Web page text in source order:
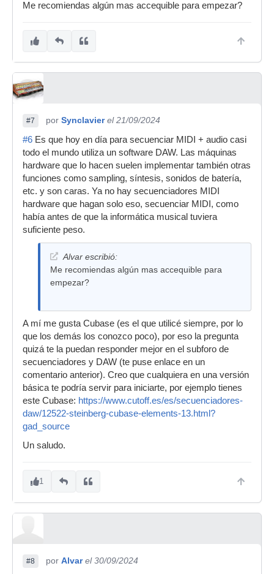
Me recomiendas algún mas accequible para empezar?
#7 por Synclavier el 21/09/2024
#6 Es que hoy en día para secuenciar MIDI + audio casi
todo el mundo utiliza un software DAW. Las máquinas
hardware que lo hacen suelen implementar también otras
funciones como sampling, síntesis, sonidos de batería,
etc. y son caras. Ya no hay secuenciadores MIDI
hardware que hagan solo eso, secuenciar MIDI, como
había antes de que la informática musical tuviera
suficiente peso.
Alvar escribió:
Me recomiendas algún mas accequible para
empezar?
A mí me gusta Cubase (es el que utilicé siempre, por lo
que los demás los conozco poco), por eso la pregunta
quizá te la puedan responder mejor en el subforo de
secuenciadores y DAW (te puse enlace en un
comentario anterior). Creo que cualquiera en una versión
básica te podría servir para iniciarte, por ejemplo tienes
este Cubase: https://www.cutoff.es/es/secuenciadores-
daw/12522-steinberg-cubase-elements-13.html?
gad_source
Un saludo.
1
#8 por Alvar el 30/09/2024